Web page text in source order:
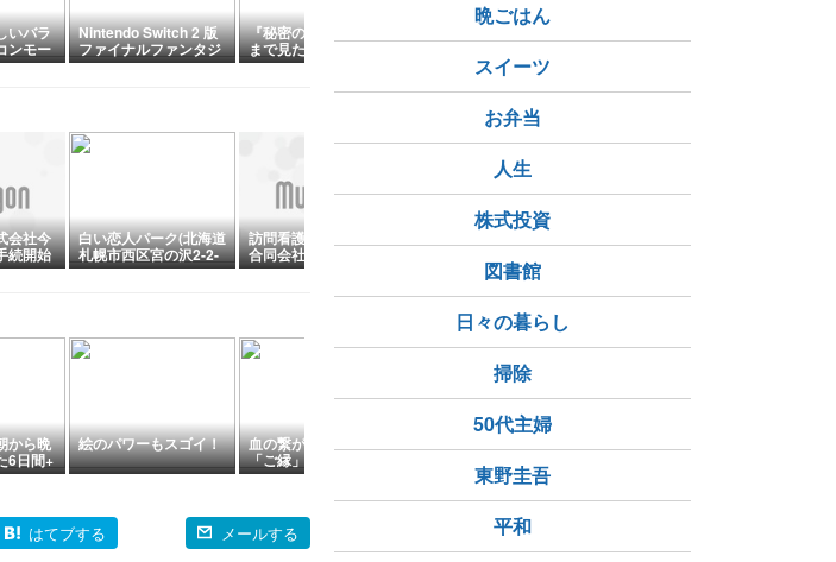
いバラ
ンモー
Nintendo Switch 2 版
ファイナルファンタジ
ーXIV フリートライア
『秘密の監査』最終回
まで見た感想 | シン・
ヘソン×コンミョンの
【奈良はんぐる教室倉
庫改築中】断捨離して
たら時間旅行始まりま
ント北海道で7月11日
「チ・カ・ホ」で開
会社今
続開始
白い恋人パーク(北海道
札幌市⻄区宮の沢2-2-
11-36)
訪問看護と遺品整理の
合同会社イノベーショ
ンが破産手続開始決定
【西町教室】親子空手
決定的理由
から晩
6日間+
ス結
絵のパワーもスゴイ！ 血の繋がりより大事な
「ご縁」があるんだ
な･･･TOKYOタクシー
はてブする メールする
晩ごはん
スイーツ
お弁当
人生
株式投資
図書館
日々の暮らし
掃除
50代主婦
東野圭吾
平和